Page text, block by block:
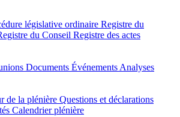
législative ordinaire Registre du
du Conseil Registre des actes
Documents Événements Analyses
de la plénière Questions et déclarations
Calendrier plénière